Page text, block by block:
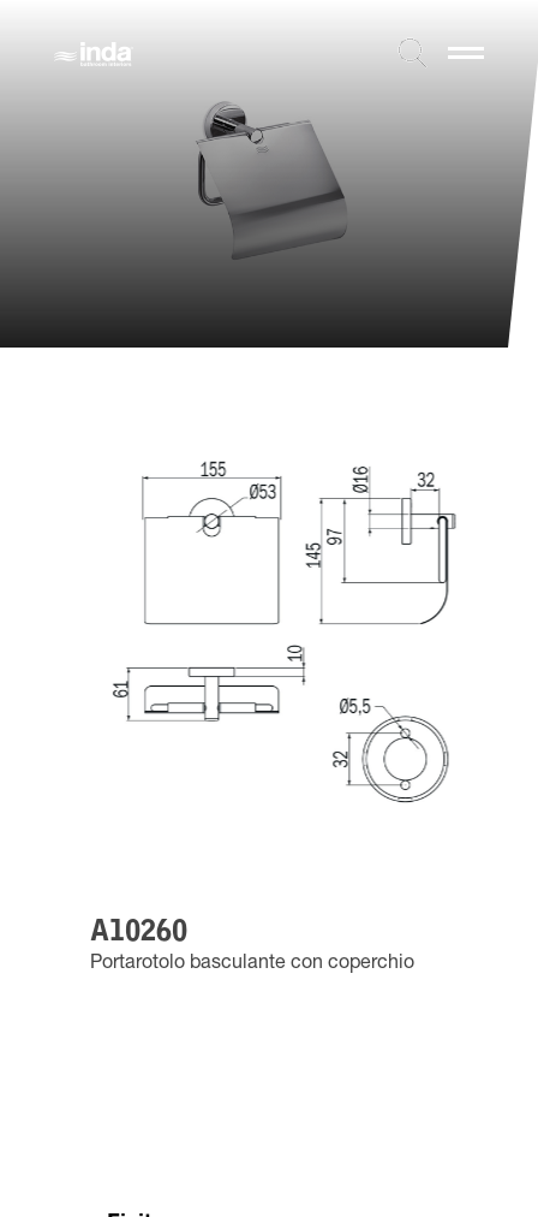
A10260
Portarotolo basculante con coperchio